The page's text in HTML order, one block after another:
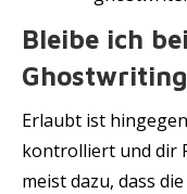
Bleibe ich
Erlaubt ist
kontrolliert und dir
meist dazu, dass